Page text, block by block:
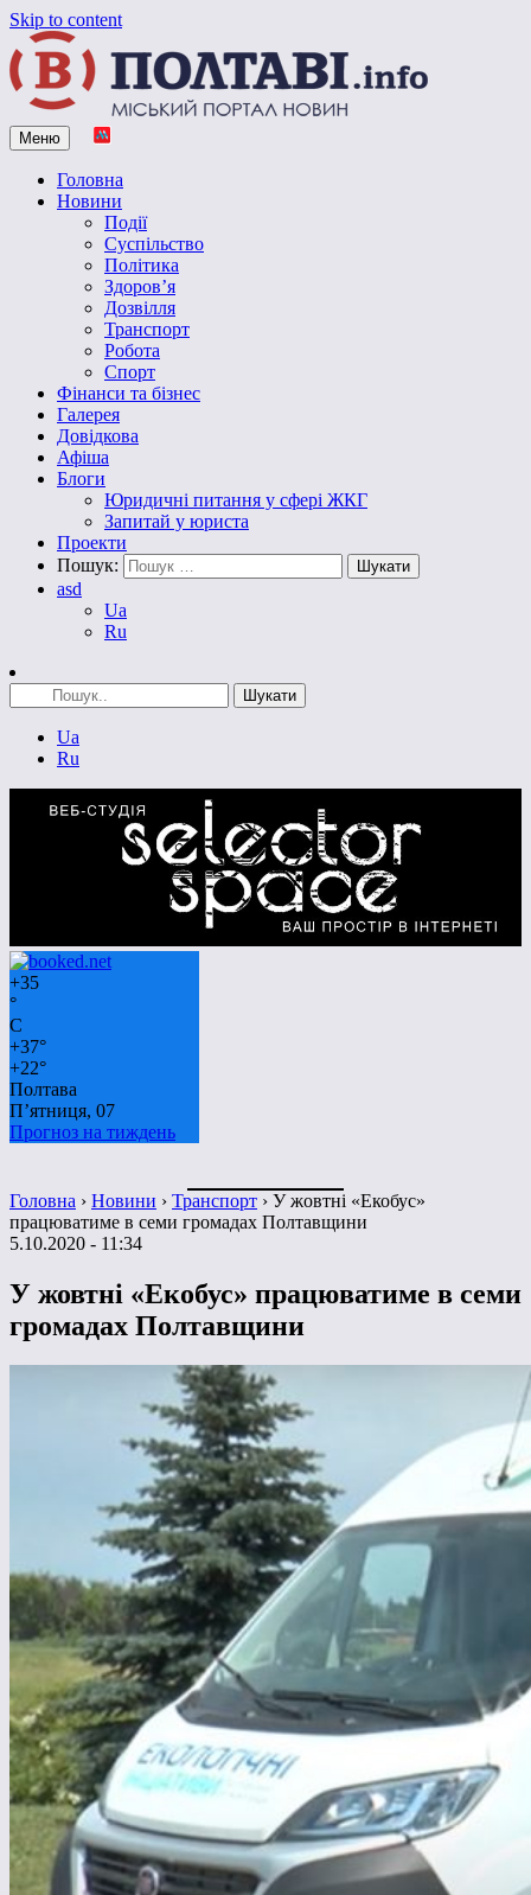
Skip to content
Vpoltave.info
Полтавський портал новин
Меню
Головна
Новини
Події
Суспільство
Політика
Здоров’я
Дозвілля
Транспорт
Робота
Спорт
Фінанси та бізнес
Галерея
Довідкова
Афіша
Блоги
Юридичні питання у сфері ЖКГ
Запитай у юриста
Проекти
Пошук:
asd
Ua
Ru
Ua
Ru
+35
°
C
+37°
+22°
Полтава
П’ятниця, 07
Прогноз на тиждень
Головна › Новини › Транспорт › У жовтні «Екобус»
працюватиме в семи громадах Полтавщини
5.10.2020 - 11:34
У жовтні «Екобус» працюватиме в семи
громадах Полтавщини